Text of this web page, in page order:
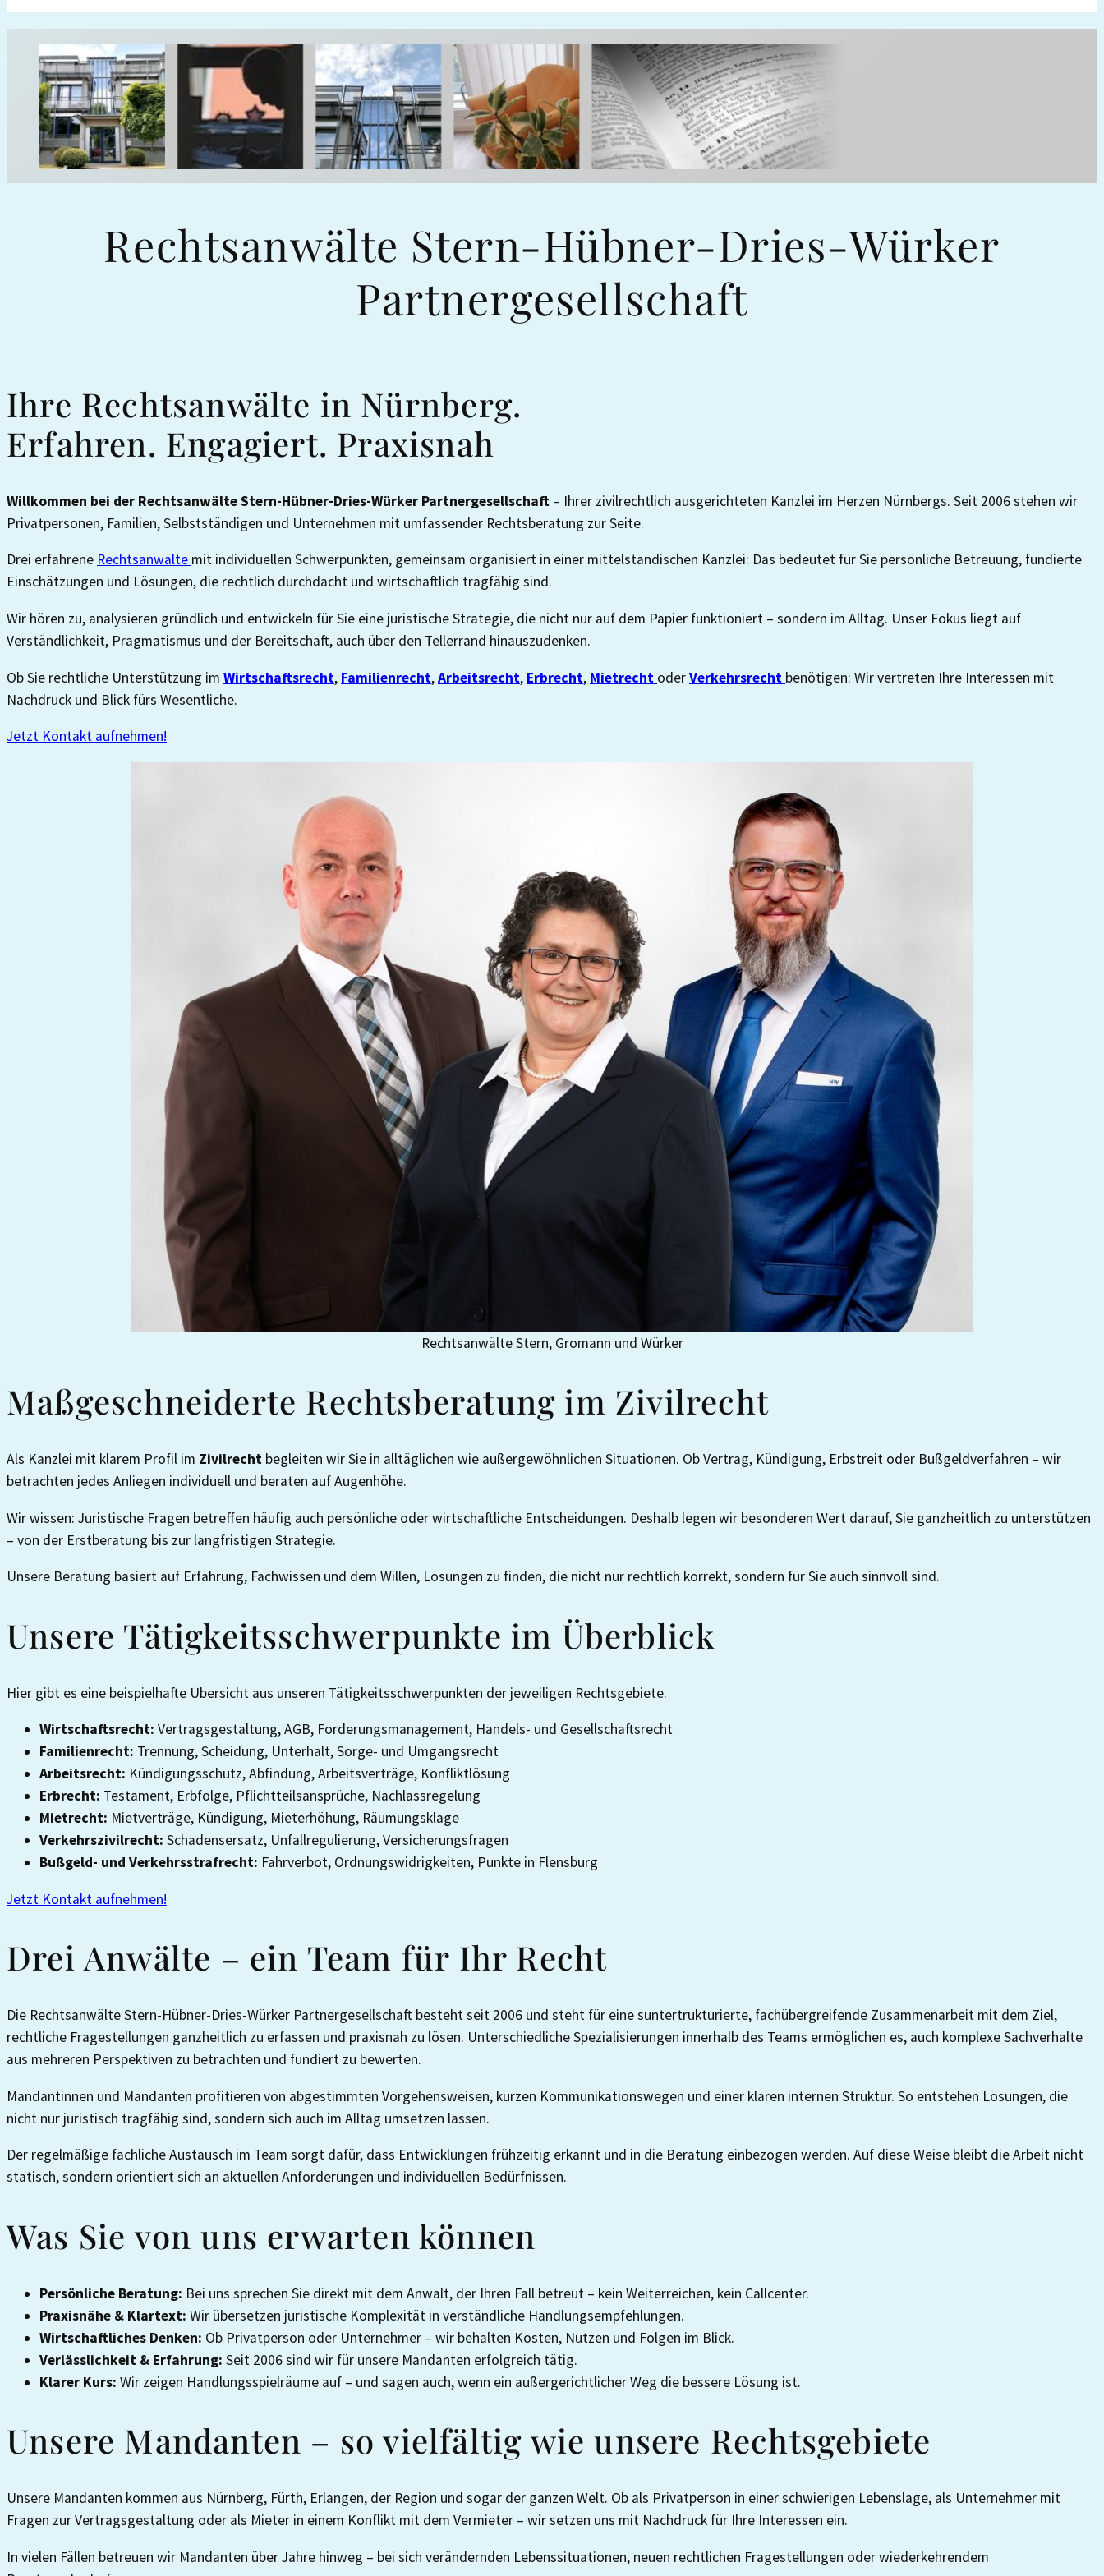
Rechtsanwälte Stern-Hübner-Dries-Würker
Partnergesellschaft
Ihre Rechtsanwälte in Nürnberg.
Erfahren. Engagiert. Praxisnah
Willkommen bei der RechtsanwälteStern-Hübner-Dries-Würker Partnergesellschaft – Ihrer zivilrechtlich ausgerichteten Kanzlei im Herzen Nürnbergs. Seit 2006 stehen wir
Privatpersonen, Familien, Selbstständigen und Unternehmen mit umfassender Rechtsberatung zur Seite.
Drei erfahrene Rechtsanwälte mit individuellen Schwerpunkten, gemeinsam organisiert in einer mittelständischen Kanzlei: Das bedeutet für Sie persönliche Betreuung, fundierte
Einschätzungen und Lösungen, die rechtlich durchdacht und wirtschaftlich tragfähig sind.
Wir hören zu, analysieren gründlich und entwickeln für Sie eine juristische Strategie, die nicht nur auf dem Papier funktioniert – sondern im Alltag. Unser Fokus liegt auf
Verständlichkeit, Pragmatismus und der Bereitschaft, auch über den Tellerrand hinauszudenken.
Ob Sie rechtliche Unterstützung im Wirtschaftsrecht, Familienrecht,Arbeitsrecht, Erbrecht, Mietrecht oderVerkehrsrecht benötigen: Wir vertreten Ihre Interessen mit
Nachdruck und Blick fürs Wesentliche.
Jetzt Kontakt aufnehmen!
Rechtsanwälte Stern, Gromann und Würker
Maßgeschneiderte Rechts­beratung im Zivilrecht
Als Kanzlei mit klarem Profil im Zivilrecht begleiten wir Sie in alltäglichen wie außergewöhnlichen Situationen. Ob Vertrag, Kündigung, Erbstreit oder Bußgeldverfahren – wir
betrachten jedes Anliegen individuell und beraten auf Augenhöhe.
Wir wissen: Juristische Fragen betreffen häufig auch persönliche oder wirtschaftliche Entscheidungen. Deshalb legen wir besonderen Wert darauf, Sie ganzheitlich zu unterstützen
– von der Erstberatung bis zur langfristigen Strategie.
Unsere Beratung basiert auf Erfahrung, Fachwissen und dem Willen, Lösungen zu finden, die nicht nur rechtlich korrekt, sondern für Sie auch sinnvoll sind.
Unsere Tätigkeits­schwerpunkte im Überblick
Hier gibt es eine beispielhafte Übersicht aus unseren Tätigkeitsschwerpunkten der jeweiligen Rechtsgebiete.
Wirtschaftsrecht: Vertragsgestaltung, AGB, Forderungsmanagement, Handels- und Gesellschaftsrecht
Familienrecht: Trennung, Scheidung, Unterhalt, Sorge- und Umgangsrecht
Arbeitsrecht: Kündigungsschutz, Abfindung, Arbeitsverträge, Konfliktlösung
Erbrecht: Testament, Erbfolge, Pflichtteilsansprüche, Nachlassregelung
Mietrecht: Mietverträge, Kündigung, Mieterhöhung, Räumungsklage
Verkehrszivilrecht: Schadensersatz, Unfallregulierung, Versicherungsfragen
Bußgeld- und Verkehrsstrafrecht: Fahrverbot, Ordnungswidrigkeiten, Punkte in Flensburg
Jetzt Kontakt aufnehmen!
Drei Anwälte – ein Team für Ihr Recht
Die Rechtsanwälte Stern-Hübner-Dries-Würker Partnergesellschaft besteht seit 2006 und steht für eine suntertrukturierte, fachübergreifende Zusammenarbeit mit dem Ziel,
rechtliche Fragestellungen ganzheitlich zu erfassen und praxisnah zu lösen. Unterschiedliche Spezialisierungen innerhalb des Teams ermöglichen es, auch komplexe Sachverhalte
aus mehreren Perspektiven zu betrachten und fundiert zu bewerten.
Mandantinnen und Mandanten profitieren von abgestimmten Vorgehensweisen, kurzen Kommunikationswegen und einer klaren internen Struktur. So entstehen Lösungen, die
nicht nur juristisch tragfähig sind, sondern sich auch im Alltag umsetzen lassen.
Der regelmäßige fachliche Austausch im Team sorgt dafür, dass Entwicklungen frühzeitig erkannt und in die Beratung einbezogen werden. Auf diese Weise bleibt die Arbeit nicht
statisch, sondern orientiert sich an aktuellen Anforderungen und individuellen Bedürfnissen.
Was Sie von uns erwarten können
Persönliche Beratung: Bei uns sprechen Sie direkt mit dem Anwalt, der Ihren Fall betreut – kein Weiterreichen, kein Callcenter.
Praxisnähe & Klartext: Wir übersetzen juristische Komplexität in verständliche Handlungsempfehlungen.
Wirtschaftliches Denken: Ob Privatperson oder Unternehmer – wir behalten Kosten, Nutzen und Folgen im Blick.
Verlässlichkeit & Erfahrung: Seit 2006 sind wir für unsere Mandanten erfolgreich tätig.
Klarer Kurs: Wir zeigen Handlungsspielräume auf – und sagen auch, wenn ein außergerichtlicher Weg die bessere Lösung ist.
Unsere Mandanten – so vielfältig wie unsere Rechtsgebiete
Unsere Mandanten kommen aus Nürnberg, Fürth, Erlangen, der Region und sogar der ganzen Welt. Ob als Privatperson in einer schwierigen Lebenslage, als Unternehmer mit
Fragen zur Vertragsgestaltung oder als Mieter in einem Konflikt mit dem Vermieter – wir setzen uns mit Nachdruck für Ihre Interessen ein.
In vielen Fällen betreuen wir Mandanten über Jahre hinweg – bei sich verändernden Lebenssituationen, neuen rechtlichen Fragestellungen oder wiederkehrendem